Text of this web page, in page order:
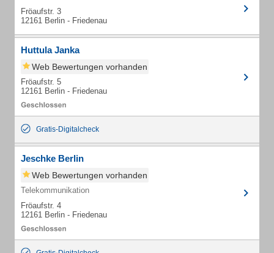
Fröaufstr. 3
12161 Berlin - Friedenau
Huttula Janka
Web Bewertungen vorhanden
Fröaufstr. 5
12161 Berlin - Friedenau
Gratis-Digitalcheck
Jeschke Berlin
Web Bewertungen vorhanden
Telekommunikation
Fröaufstr. 4
12161 Berlin - Friedenau